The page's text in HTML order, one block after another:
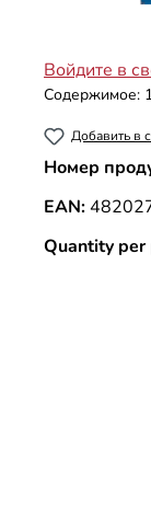
Войдите в
Содержимое:
Добавить в
Номер
EAN:
Quantity per